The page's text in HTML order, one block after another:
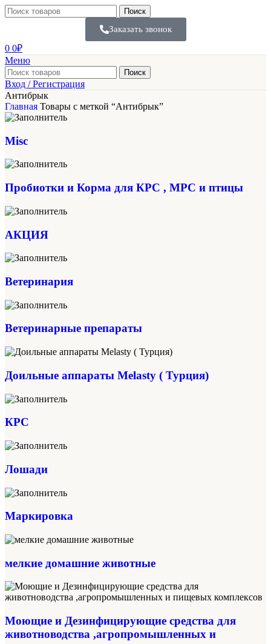
Поиск
Заказать звонок
0 0₽
Меню
Поиск
Вход / Регистрация
Антибрык
Главная Товары с меткой “Антибрык”
Misc
Пробиотки и Корма для КРС , МРС и птицы
АКЦИЯ
Ветеринария
Ветеринарные препараты
Доильные аппараты Melasty ( Турция)
КРС
Лошади
Маркировка
мелкие домашние животные
Моющие и Дезинфицирующие средства для
животноводства ,агропромышленных и